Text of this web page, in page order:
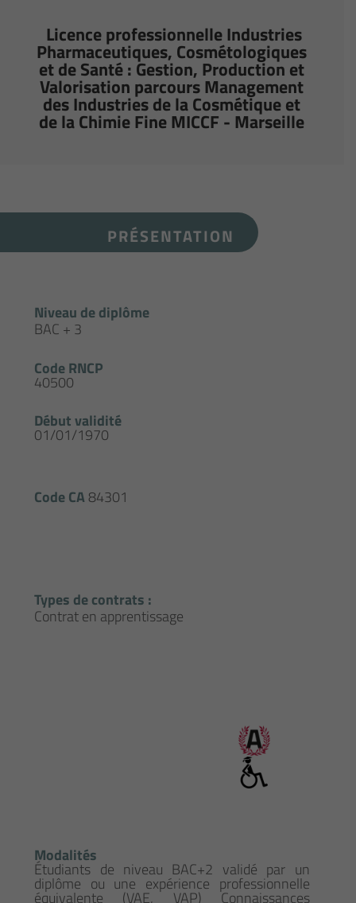
Licence professionnelle Industries
Pharmaceutiques, Cosmétologiques
et de Santé : Gestion, Production et
Valorisation parcours Management
des Industries de la Cosmétique et
de la Chimie Fine MICCF - Marseille
PRÉSENTATION
Niveau de diplôme
BAC + 3
Code RNCP
40500
Début validité
01/01/1970
Code CA84301
Types de contrats :
Contrat en apprentissage
Modalités
Étudiants de niveau BAC+2 validé par un
diplôme ou une expérience professionnelle
équivalente (VAE, VAP) Connaissances